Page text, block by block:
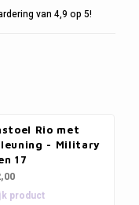
van 4,9 op 5!
Rio met
- Military
17
product